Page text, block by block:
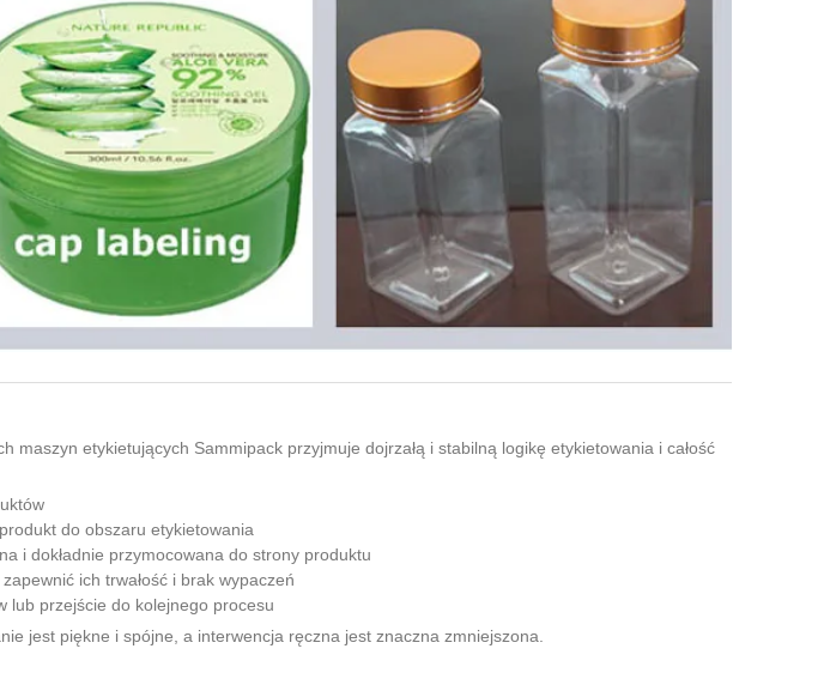
maszyn etykietujących Sammipack przyjmuje dojrzałą i stabilną logikę etykietowania i całość
do obszaru etykietowania
i dokładnie przymocowana do strony produktu
ich trwałość i brak wypaczeń
lub przejście do kolejnego procesu
jest piękne i spójne, a interwencja ręczna jest znaczna zmniejszona.